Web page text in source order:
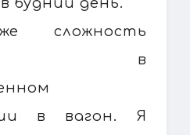
сложность
в
в вагон. Я